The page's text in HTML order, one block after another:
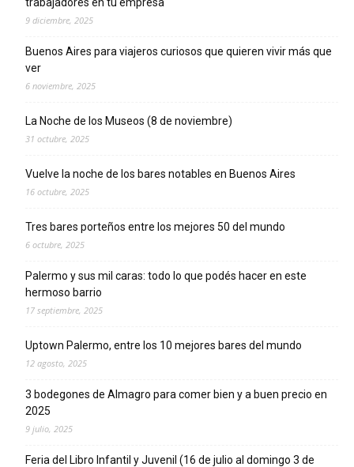
9 diciembre, 2025
Buenos Aires para viajeros curiosos que quieren vivir más que
ver
6 noviembre, 2025
La Noche de los Museos (8 de noviembre)
31 octubre, 2025
Vuelve la noche de los bares notables en Buenos Aires
16 octubre, 2025
Tres bares porteños entre los mejores 50 del mundo
6 octubre, 2025
Palermo y sus mil caras: todo lo que podés hacer en este
hermoso barrio
17 septiembre, 2025
Uptown Palermo, entre los 10 mejores bares del mundo
12 agosto, 2025
3 bodegones de Almagro para comer bien y a buen precio en
2025
9 julio, 2025
Feria del Libro Infantil y Juvenil (16 de julio al domingo 3 de